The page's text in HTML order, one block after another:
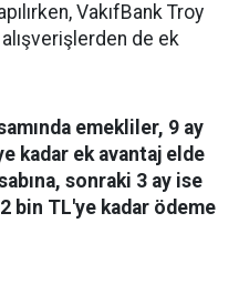
VakıfBank Troy
alışverişlerden de ek
emekliler, 9 ay
kadar ek avantaj elde
sonraki 3 ay ise
bin TL'ye kadar ödeme